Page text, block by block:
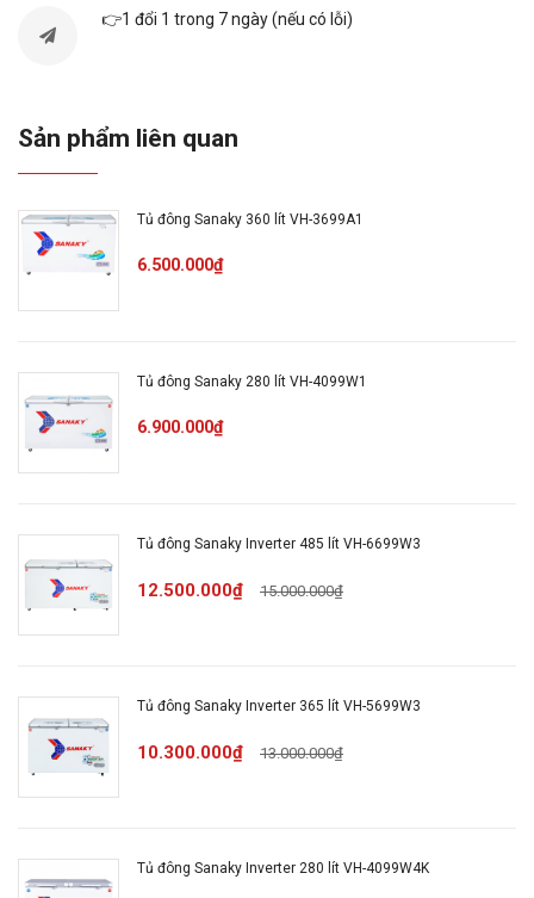
Dung tích thực:
(mm)
Bánh xe:
Thông tin sản phẩm
TẾ
Tủ đông dạng đứng
Tủ được thiết kế 1 ngăn đông dạng đứng với 1 cánh
màu trắng sang trọng, giúp tủ có thể hài hòa với
không gian người dùng một cách dễ dàng mà không
👉1 đổi 1 trong 7 ngày (nếu có lỗi)
Sản phẩm liên quan
Tủ đông Sanaky 360 lít VH-3699A1
6.500.000₫
Tủ đông Sanaky 280 lít VH-4099W1
6.900.000₫
Tủ đông Sanaky Inverter 485 lít VH-6699W3
12.500.000₫ 15.000.000₫
Tủ đông Sanaky Inverter 365 lít VH-5699W3
10.300.000₫ 13.000.000₫
Tủ đông Sanaky Inverter 280 lít VH-4099W4K